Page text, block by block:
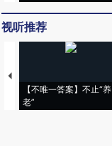
视听推荐
【不唯一答案】不止“养
老”